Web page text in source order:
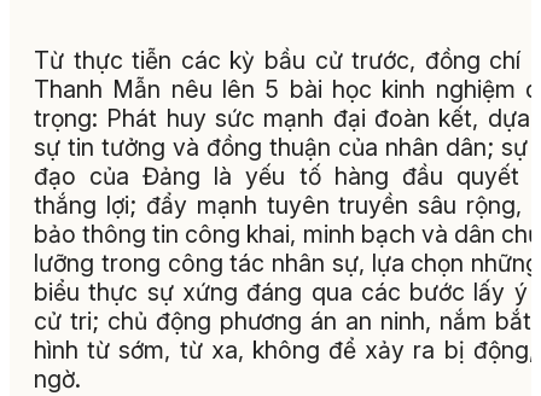
Từ thực tiễn các kỳ bầu cử trước, đồng chí
Thanh Mẫn nêu lên 5 bài học kinh nghiệm
trọng: Phát huy sức mạnh đại đoàn kết, dựa
sự tin tưởng và đồng thuận của nhân dân; sự
đạo của Đảng là yếu tố hàng đầu quyết
thắng lợi; đẩy mạnh tuyên truyền sâu rộng,
bảo thông tin công khai, minh bạch và dân
lưỡng trong công tác nhân sự, lựa chọn
biểu thực sự xứng đáng qua các bước lấy ý
cử tri; chủ động phương án an ninh, nắm bắt
hình từ sớm, từ xa, không để xảy ra bị
ngờ.